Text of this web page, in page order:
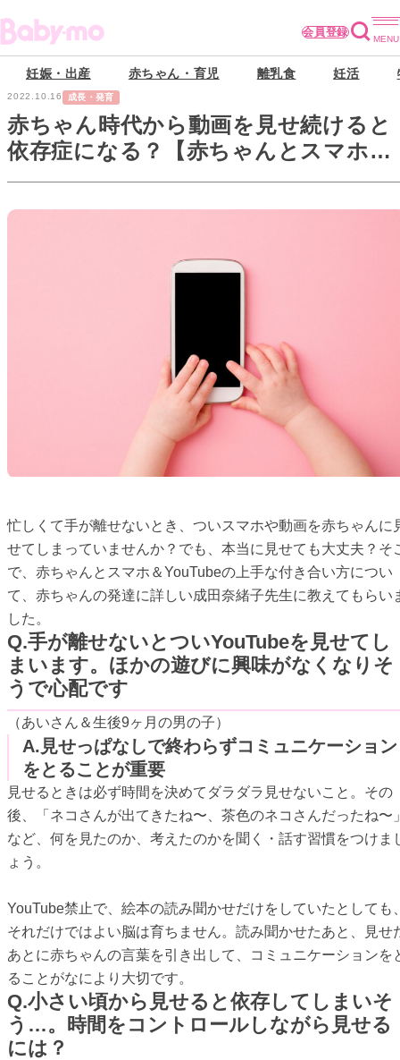
会員登録
妊娠・出産 赤ちゃん・育児 離乳食 妊活
2022.10.16 成長・発育
赤ちゃん時代から動画を見せ続けると
依存症になる？【赤ちゃんとスマホの
上手な付き合い方】
忙しくて手が離せないとき、ついスマホや動画を赤ちゃんに
せてしまっていませんか？でも、本当に見せても大丈夫？そ
で、赤ちゃんとスマホ＆YouTubeの上手な付き合い方につい
て、赤ちゃんの発達に詳しい成田奈緒子先生に教えてもらい
した。
Q.手が離せないとついYouTubeを見せてし
まいます。ほかの遊びに興味がなくなりそ
うで心配です
（あいさん＆生後9ヶ月の男の子）
A.見せっぱなしで終わらずコミュニケーション
をとることが重要
見せるときは必ず時間を決めてダラダラ見せないこと。その
後、「ネコさんが出てきたね〜、茶色のネコさんだったね〜
など、何を見たのか、考えたのかを聞く・話す習慣をつけま
ょう。
YouTube禁止で、絵本の読み聞かせだけをしていたとしても
それだけではよい脳は育ちません。読み聞かせたあと、見せ
あとに赤ちゃんの言葉を引き出して、コミュニケーションを
ることがなにより大切です。
Q.小さい頃から見せると依存してしまいそ
う…。時間をコントロールしながら見せる
には？